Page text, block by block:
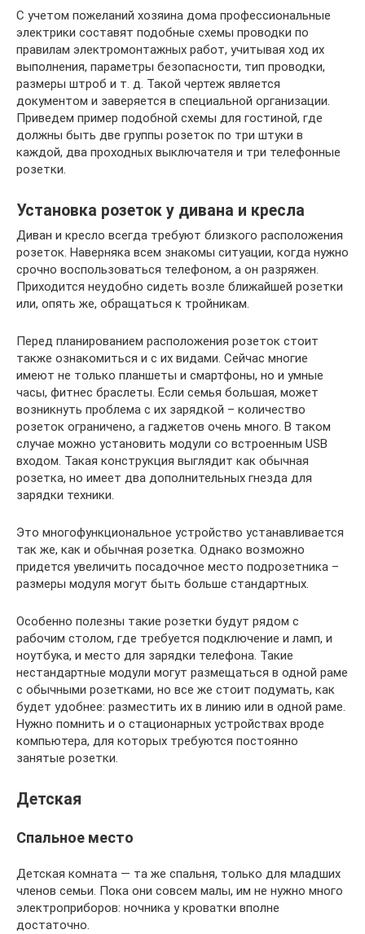
С учетом пожеланий хозяина дома профессиональные
электрики составят подобные схемы проводки по
правилам электромонтажных работ, учитывая ход их
выполнения, параметры безопасности, тип проводки,
размеры штроб и т. д. Такой чертеж является
документом и заверяется в специальной организации.
Приведем пример подобной схемы для гостиной, где
должны быть две группы розеток по три штуки в
каждой, два проходных выключателя и три телефонные
розетки.
Установка розеток у дивана и кресла
Диван и кресло всегда требуют близкого расположения
розеток. Наверняка всем знакомы ситуации, когда нужно
срочно воспользоваться телефоном, а он разряжен.
Приходится неудобно сидеть возле ближайшей розетки
или, опять же, обращаться к тройникам.
Перед планированием расположения розеток стоит
также ознакомиться и с их видами. Сейчас многие
имеют не только планшеты и смартфоны, но и умные
часы, фитнес браслеты. Если семья большая, может
возникнуть проблема с их зарядкой – количество
розеток ограничено, а гаджетов очень много. В таком
случае можно установить модули со встроенным USB
входом. Такая конструкция выглядит как обычная
розетка, но имеет два дополнительных гнезда для
зарядки техники.
Это многофункциональное устройство устанавливается
так же, как и обычная розетка. Однако возможно
придется увеличить посадочное место подрозетника –
размеры модуля могут быть больше стандартных.
Особенно полезны такие розетки будут рядом с
рабочим столом, где требуется подключение и ламп, и
ноутбука, и место для зарядки телефона. Такие
нестандартные модули могут размещаться в одной раме
с обычными розетками, но все же стоит подумать, как
будет удобнее: разместить их в линию или в одной раме.
Нужно помнить и о стационарных устройствах вроде
компьютера, для которых требуются постоянно
занятые розетки.
Детская
Спальное место
Детская комната — та же спальня, только для младших
членов семьи. Пока они совсем малы, им не нужно много
электроприборов: ночника у кроватки вполне
достаточно.